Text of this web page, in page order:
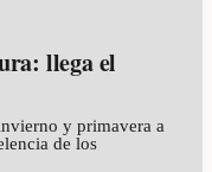
llega el
y primavera a
de los